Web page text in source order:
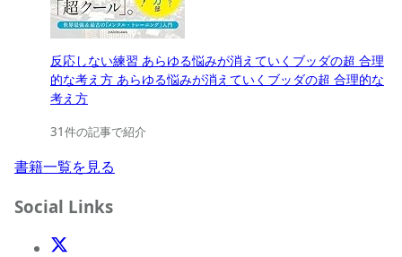
反応しない練習 あらゆる悩みが消えていくブッダの超 合理
的な考え方 あらゆる悩みが消えていくブッダの超 合理的な
考え方
31件の記事で紹介
書籍一覧を見る
Social Links
X(Twitter)